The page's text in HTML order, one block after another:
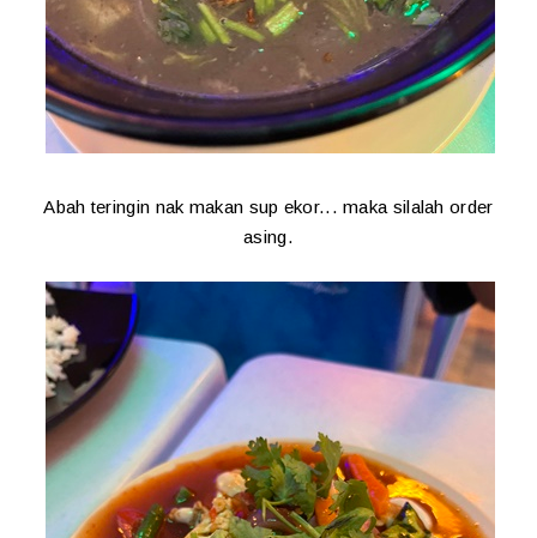
Abah teringin nak makan sup ekor... maka silalah order
asing.